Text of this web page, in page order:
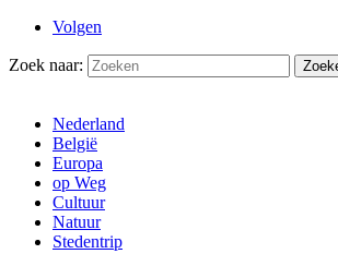
Volgen
Zoek naar:
Nederland
België
Europa
op Weg
Cultuur
Natuur
Stedentrip